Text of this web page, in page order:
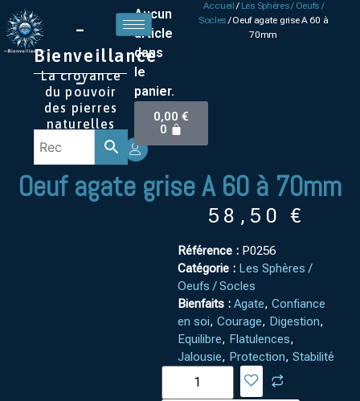
–
Bienveillance
–
La croyance
du pouvoir
des pierres
naturelles
Aucun
article
dans
le
panier.
0,00€
0
Accueil/ Les Sphères / Oeufs /
Socles/ Oeuf agate grise A 60 à
70mm
Oeuf agate grise A 60 à 70mm
58,50 €
Référence : P0256
Catégorie : Les Sphères /
Oeufs / Socles
Bienfaits : Agate, Confiance
en soi, Courage, Digestion,
Equilibre, Flatulences,
Jalousie, Protection, Stabilité